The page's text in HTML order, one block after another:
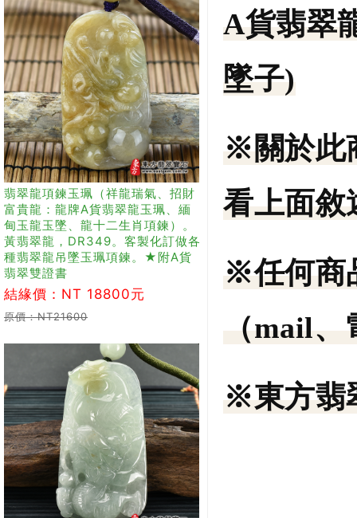
翡翠龍項鍊玉珮（祥龍瑞氣、招財
富貴龍：龍牌A貨翡翠龍玉珮、緬
甸玉龍玉墜、龍十二生肖項鍊）。
黃翡翠龍，DR349。客製化訂做各
種翡翠龍吊墜玉珮項鍊。★附A貨
翡翠雙證書
結緣價：NT 18800元
原價：NT21600
A貨翡翠
墜子)
※關於此
看上面敘
※任何商
（mail
※東方翡